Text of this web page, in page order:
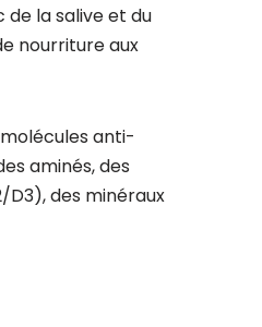
de la salive et du
nourriture aux
anti-
aminés, des
des minéraux